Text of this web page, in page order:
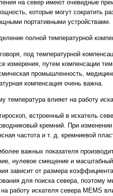
на север имеют очевидные
которые могут сократить
портативными устройствами.
полной температурной
под температурной
измерения, путем компенсации
промышленность,
компенсация очень важна.
температура влияет на работу
встроенный в искатель
кремний. При
частота и т. д. кремниевой
важных показателя
нулевое смещение и масштабный
зависит от размера
для поиска севера,
работу искателя севера MEMS